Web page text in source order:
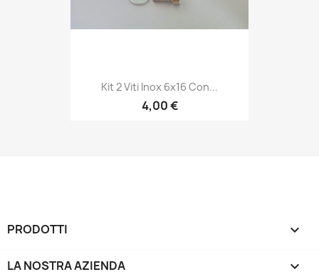
Kit 2 Viti Inox 6x16 Con...
4,00 €
PRODOTTI 
LA NOSTRA AZIENDA 